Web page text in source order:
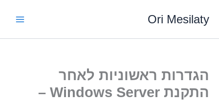
לתוכןOri Mesilaty
הגדרות ראשוניות לאחר
התקנת Windows Server –